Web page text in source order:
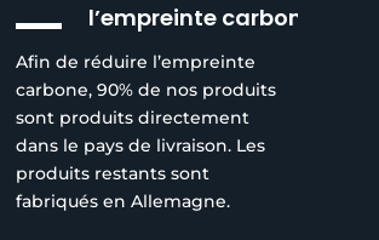
l’empreinte carbone
Afin de réduire l’empreinte
carbone, 90% de nos produits
sont produits directement
dans le pays de livraison. Les
produits restants sont
fabriqués en Allemagne.